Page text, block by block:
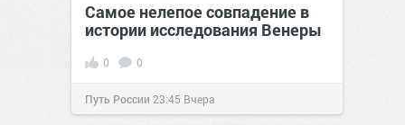
Самое нелепое совпадение в
истории исследования Венеры
0 0
Путь России 23:45 Вчера